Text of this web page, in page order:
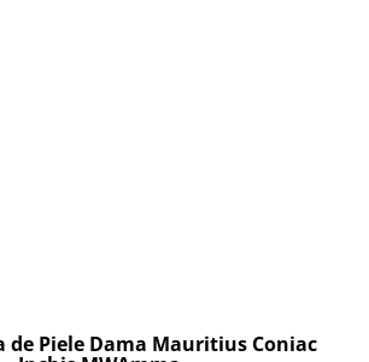
de Piele Dama Mauritius Coniac